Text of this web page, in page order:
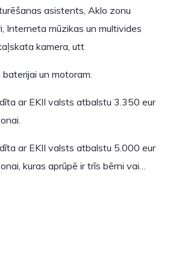
asistents, Aklo zonu
Interneta mūzikas un multivides
kamera, utt
un motoram.
ar EKII valsts atbalstu 3.350 eur
ar EKII valsts atbalstu 5.000 eur
kuras aprūpē ir trīs bērni vai…